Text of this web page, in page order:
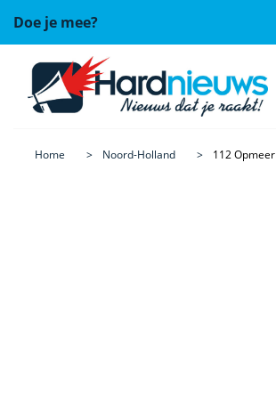
Doe je mee?
Home Noord-Holland 112 Opmeer